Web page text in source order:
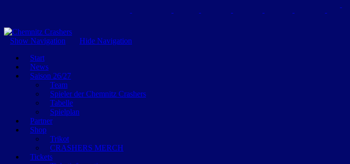
GEMEINSAM EINE LEIDENSCHAFT
Show Navigation
Hide Navigation
Start
News
Saison 26/27
Team
Spieler der Chemnitz Crashers
Tabelle
Spielplan
Partner
Shop
Trikot
CRASHERS MERCH
Tickets